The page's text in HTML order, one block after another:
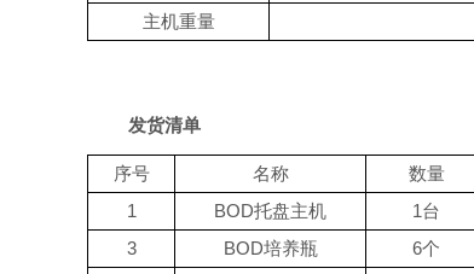
主机重量
发货清单
序号 名称 数量
1
BOD托盘主机 1台
3
BOD培养瓶 6个